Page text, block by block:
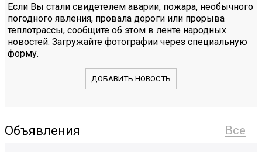
Если Вы стали свидетелем аварии, пожара, необычного
погодного явления, провала дороги или прорыва
теплотрассы, сообщите об этом в ленте народных
новостей. Загружайте фотографии через специальную
форму.
ДОБАВИТЬ НОВОСТЬ
Все
Объявления